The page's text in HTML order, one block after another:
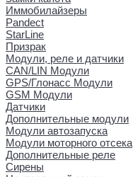
Иммобилайзеры
Pandect
StarLine
Призрак
Модули, реле и датчики
CAN/LIN Модули
GPS/Глонасс Модули
GSM Модули
Датчики
Дополнительные модули
Модули автозапуска
Модули моторного отсека
Дополнительные реле
Сирены